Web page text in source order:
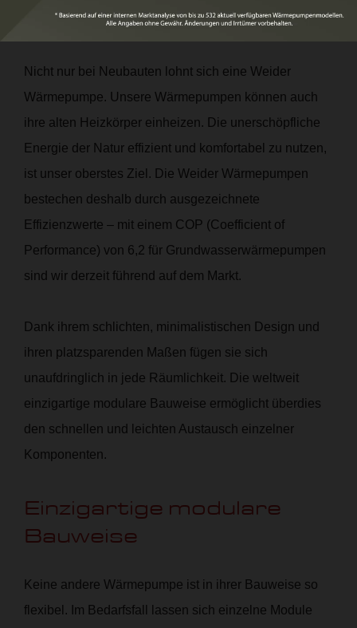
Umweltenergie nutzen
Nicht nur bei Neubauten lohnt sich eine Weider
Wärmepumpe. Unsere Wärmepumpen können auch
ihre alten Heizkörper einheizen. Die unerschöpfliche
Energie der Natur effizient und komfortabel zu nutzen,
ist unser oberstes Ziel. Die Weider Wärmepumpen
bestechen deshalb durch ausgezeichnete
Effizienzwerte – mit einem COP (Coefficient of
Performance) von 6,2 für Grundwasserwärmepumpen
sind wir derzeit führend auf dem Markt.
Dank ihrem schlichten, minimalistischen Design und
ihren platzsparenden Maßen fügen sie sich
unaufdringlich in jede Räumlichkeit. Die weltweit
einzigartige modulare Bauweise ermöglicht überdies
den schnellen und leichten Austausch einzelner
Komponenten.
Einzigartige modulare
Bauweise
Keine andere Wärmepumpe ist in ihrer Bauweise so
flexibel. Im Bedarfsfall lassen sich einzelne Module